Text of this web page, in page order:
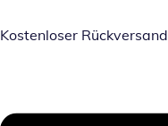
Kostenloser Rückversand